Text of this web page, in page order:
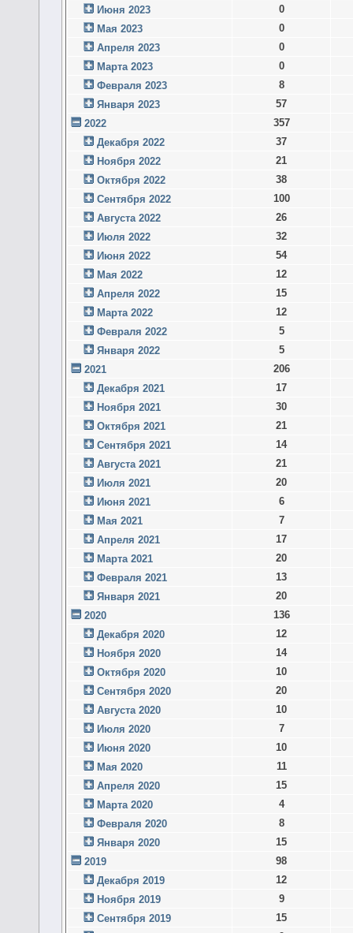
Июня 2023
0
Мая 2023
0
Апреля 2023
0
Марта 2023
0
Февраля 2023
8
Января 2023
57
2022
357
Декабря 2022
37
Ноября 2022
21
Октября 2022
38
Сентября 2022
100
Августа 2022
26
Июля 2022
32
Июня 2022
54
Мая 2022
12
Апреля 2022
15
Марта 2022
12
Февраля 2022
5
Января 2022
5
2021
206
Декабря 2021
17
Ноября 2021
30
Октября 2021
21
Сентября 2021
14
Августа 2021
21
Июля 2021
20
Июня 2021
6
Мая 2021
7
Апреля 2021
17
Марта 2021
20
Февраля 2021
13
Января 2021
20
2020
136
Декабря 2020
12
Ноября 2020
14
Октября 2020
10
Сентября 2020
20
Августа 2020
10
Июля 2020
7
Июня 2020
10
Мая 2020
11
Апреля 2020
15
Марта 2020
4
Февраля 2020
8
Января 2020
15
2019
98
Декабря 2019
12
Ноября 2019
9
Сентября 2019
15